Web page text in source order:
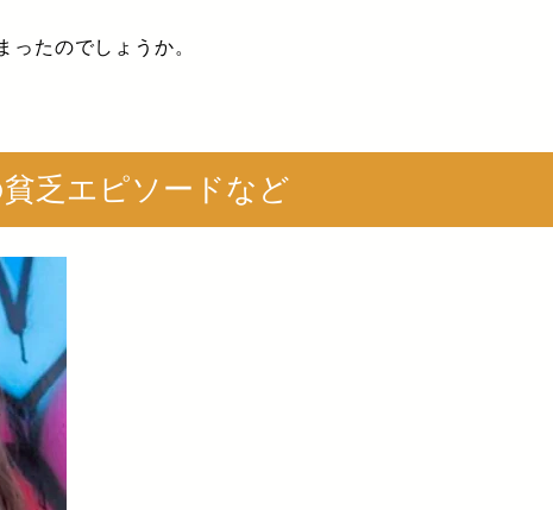
ったのでしょうか。
乏エピソードなど